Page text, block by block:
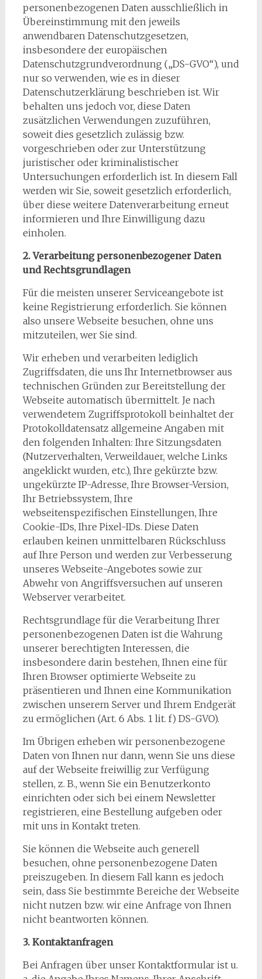
personenbezogenen Daten ausschließlich in
Übereinstimmung mit den jeweils
anwendbaren Datenschutzgesetzen,
insbesondere der europäischen
Datenschutzgrundverordnung („DS-GVO“), und
nur so verwenden, wie es in dieser
Datenschutzerklärung beschrieben ist. Wir
behalten uns jedoch vor, diese Daten
zusätzlichen Verwendungen zuzuführen,
soweit dies gesetzlich zulässig bzw.
vorgeschrieben oder zur Unterstützung
juristischer oder kriminalistischer
Untersuchungen erforderlich ist. In diesem Fall
werden wir Sie, soweit gesetzlich erforderlich,
über diese weitere Datenverarbeitung erneut
informieren und Ihre Einwilligung dazu
einholen.
2. Verarbeitung personenbezogener Daten
und Rechtsgrundlagen
Für die meisten unserer Serviceangebote ist
keine Registrierung erforderlich. Sie können
also unsere Webseite besuchen, ohne uns
mitzuteilen, wer Sie sind.
Wir erheben und verarbeiten lediglich
Zugriffsdaten, die uns Ihr Internetbrowser aus
technischen Gründen zur Bereitstellung der
Webseite automatisch übermittelt. Je nach
verwendetem Zugriffsprotokoll beinhaltet der
Protokolldatensatz allgemeine Angaben mit
den folgenden Inhalten: Ihre Sitzungsdaten
(Nutzerverhalten, Verweildauer, welche Links
angeklickt wurden, etc.), Ihre gekürzte bzw.
ungekürzte IP-Adresse, Ihre Browser-Version,
Ihr Betriebssystem, Ihre
webseitenspezifischen Einstellungen, Ihre
Cookie-IDs, Ihre Pixel-IDs. Diese Daten
erlauben keinen unmittelbaren Rückschluss
auf Ihre Person und werden zur Verbesserung
unseres Webseite-Angebotes sowie zur
Abwehr von Angriffsversuchen auf unseren
Webserver verarbeitet.
Rechtsgrundlage für die Verarbeitung Ihrer
personenbezogenen Daten ist die Wahrung
unserer berechtigten Interessen, die
insbesondere darin bestehen, Ihnen eine für
Ihren Browser optimierte Webseite zu
präsentieren und Ihnen eine Kommunikation
zwischen unserem Server und Ihrem Endgerät
zu ermöglichen (Art. 6 Abs. 1 lit. f) DS-GVO).
Im Übrigen erheben wir personenbezogene
Daten von Ihnen nur dann, wenn Sie uns diese
auf der Webseite freiwillig zur Verfügung
stellen, z. B., wenn Sie ein Benutzerkonto
einrichten oder sich bei einem Newsletter
registrieren, eine Bestellung aufgeben oder
mit uns in Kontakt treten.
Sie können die Webseite auch generell
besuchen, ohne personenbezogene Daten
preiszugeben. In diesem Fall kann es jedoch
sein, dass Sie bestimmte Bereiche der Webseite
nicht nutzen bzw. wir eine Anfrage von Ihnen
nicht beantworten können.
3. Kontaktanfragen
Bei Anfragen über unser Kontaktformular ist u.